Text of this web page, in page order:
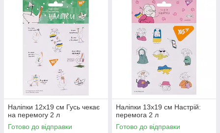
Наліпки 12х19 см Гусь чекає
на перемогу 2 л
Готово до відправки
Наліпки 13х19 см Настрій:
перемога 2 л
Готово до відправки